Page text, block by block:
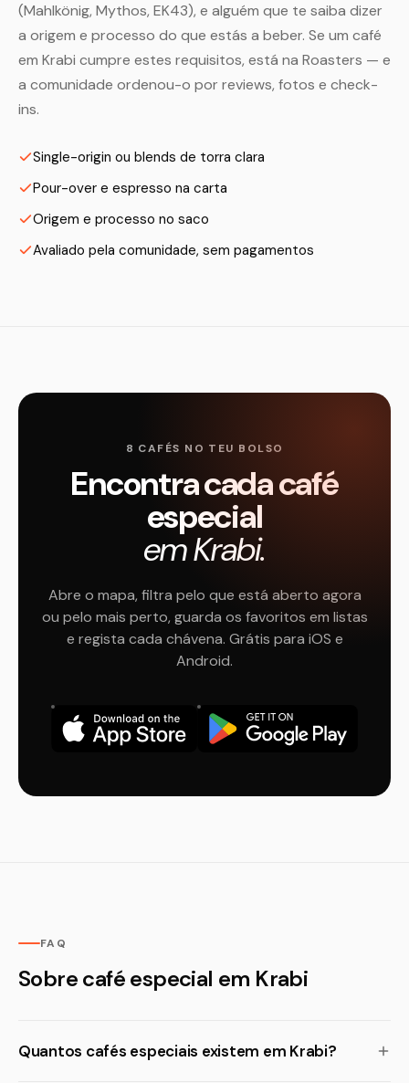
(Mahlkönig, Mythos, EK43), e alguém que te saiba dizer
a origem e processo do que estás a beber. Se um café
em Krabi cumpre estes requisitos, está na Roasters — e
a comunidade ordenou-o por reviews, fotos e check-
ins.
Single-origin ou blends de torra clara
Pour-over e espresso na carta
Origem e processo no saco
Avaliado pela comunidade, sem pagamentos
8 CAFÉS NO TEU BOLSO
Encontra cada café
especial
em Krabi.
Abre o mapa, filtra pelo que está aberto agora
ou pelo mais perto, guarda os favoritos em listas
e regista cada chávena. Grátis para iOS e
Android.
FAQ
Sobre café especial em Krabi
Quantos cafés especiais existem em Krabi?